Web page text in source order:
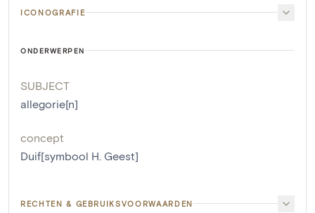
ICONOGRAFIE
ONDERWERPEN
SUBJECT
allegorie[n]
concept
Duif[symbool H. Geest]
RECHTEN & GEBRUIKSVOORWAARDEN